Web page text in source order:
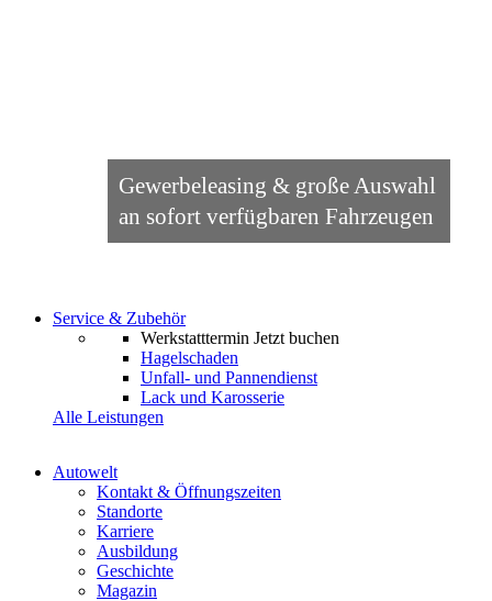
Gewerbeleasing & große Auswahl
an sofort verfügbaren Fahrzeugen
Service & Zubehör
Werkstatttermin Jetzt buchen
Hagelschaden
Unfall- und Pannendienst
Lack und Karosserie
Alle Leistungen
Autowelt
Kontakt & Öffnungszeiten
Standorte
Karriere
Ausbildung
Geschichte
Magazin